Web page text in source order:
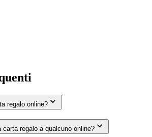
regalo online?
regalo a qualcuno online?